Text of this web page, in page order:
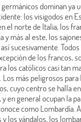
dominan ya
los visigodos en
el norte de Italia, los
y más al este, los
sucesivamente.
de los francos,
los católicos casi tan
Los más peligrosos para
cuyo centro se halla
y en general ocupan la
como Lombardía.
y los vándalos, los